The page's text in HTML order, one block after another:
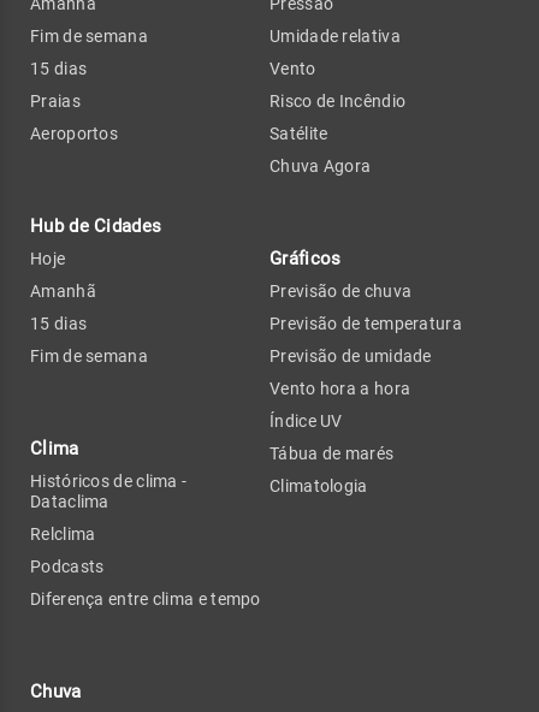
Fim de semana
15 dias
Praias
Aeroportos
Hub de Cidades
Hoje
Amanhã
15 dias
Fim de semana
Clima
Históricos de clima -
Dataclima
Relclima
Podcasts
Diferença entre clima e tempo
Chuva
Umidade relativa
Vento
Risco de Incêndio
Satélite
Chuva Agora
Gráficos
Previsão de chuva
Previsão de temperatura
Previsão de umidade
Vento hora a hora
Índice UV
Tábua de marés
Climatologia